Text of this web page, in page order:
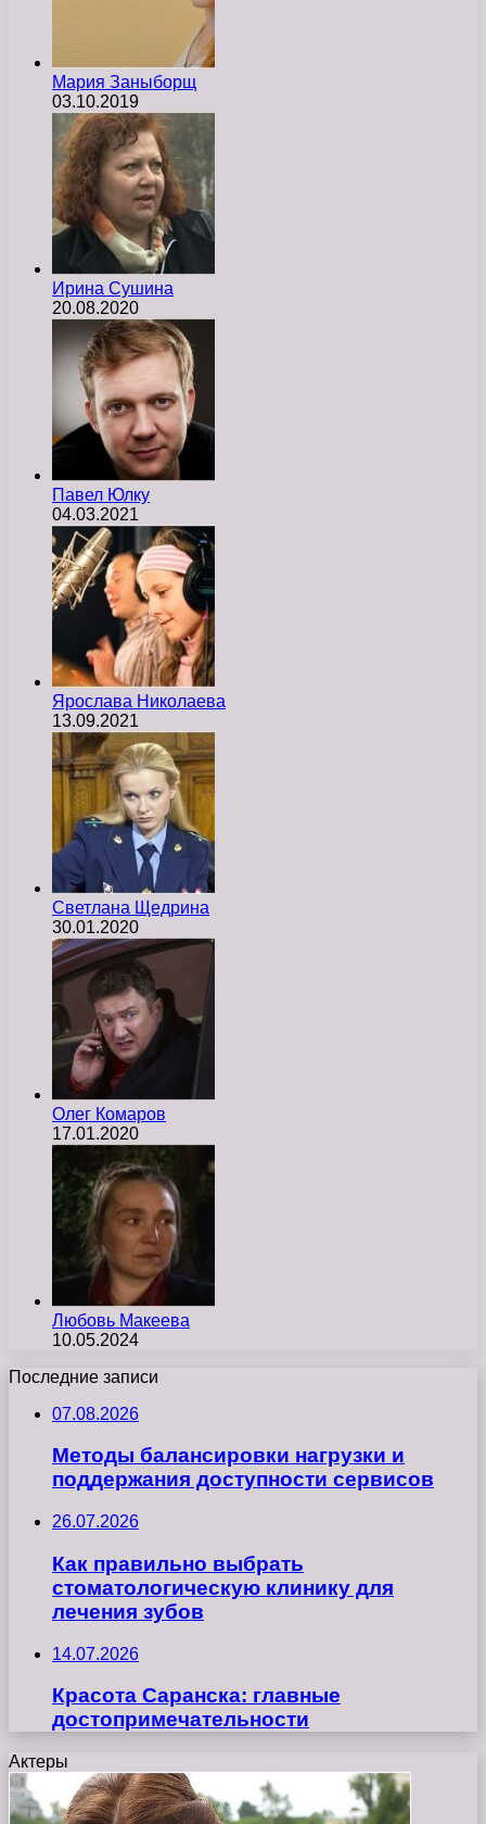
Мария Заныборщ
03.10.2019
Ирина Сушина
20.08.2020
Павел Юлку
04.03.2021
Ярослава Николаева
13.09.2021
Светлана Щедрина
30.01.2020
Олег Комаров
17.01.2020
Любовь Макеева
10.05.2024
Последние записи
07.08.2026
Методы балансировки нагрузки и
поддержания доступности сервисов
26.07.2026
Как правильно выбрать
стоматологическую клинику для
лечения зубов
14.07.2026
Красота Саранска: главные
достопримечательности
Актеры